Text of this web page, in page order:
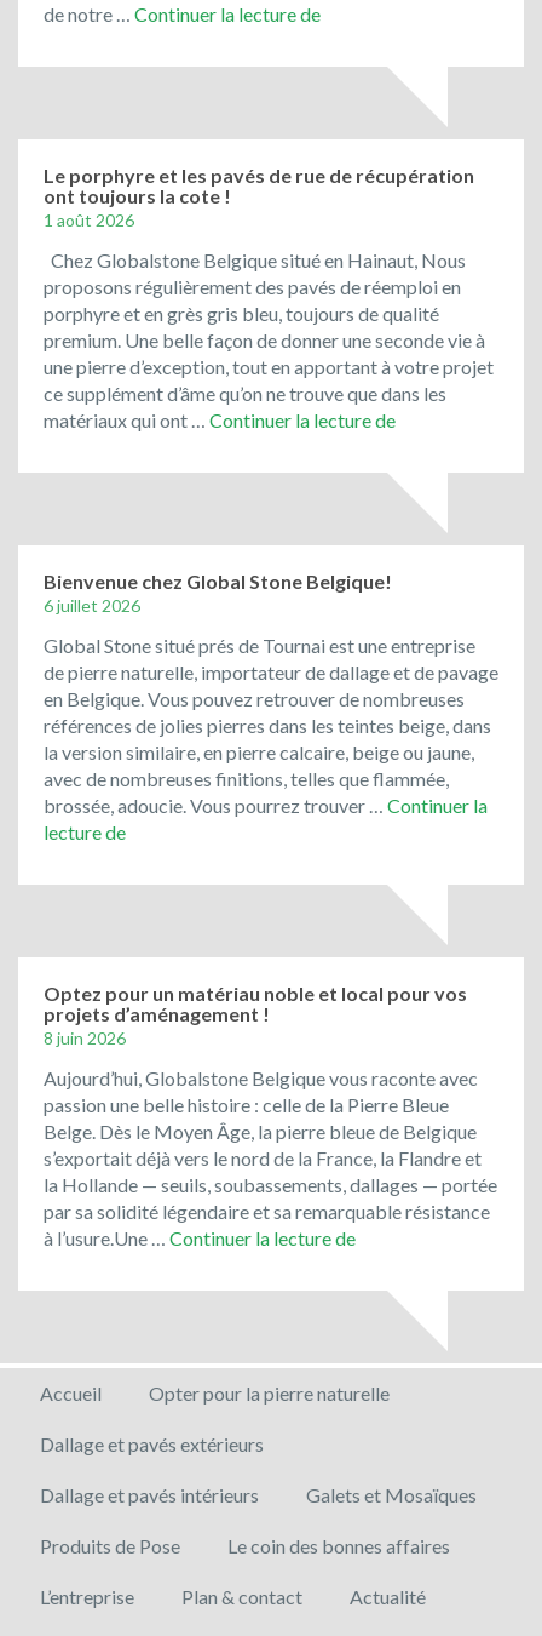
de notre … Continuer la lecture deToujours
promotion
bleu
du
Le porphyre et les pavés de rue de récupération
ont toujours la cote !
1 août 2026
Chez Globalstone Belgique situé en Hainaut, Nous
proposons régulièrement des pavés de réemploi en
porphyre et en grès gris bleu, toujours de qualité
premium. Une belle façon de donner une seconde vie à
une pierre d’exception, tout en apportant à votre projet
ce supplément d’âme qu’on ne trouve que dans les
matériaux qui ont … Continuer la lecture deLe
les
pavés
de
ont
toujours
la
cote
!
Bienvenue chez Global Stone Belgique!
6 juillet 2026
Global Stone situé prés de Tournai est une entreprise
de pierre naturelle, importateur de dallage et de pavage
en Belgique. Vous pouvez retrouver de nombreuses
références de jolies pierres dans les teintes beige, dans
la version similaire, en pierre calcaire, beige ou jaune,
avec de nombreuses finitions, telles que flammée,
brossée, adoucie. Vous pourrez trouver … Continuer la
lecture deBienvenue
Global
Optez pour un matériau noble et local pour vos
projets d’aménagement !
8 juin 2026
Aujourd’hui, Globalstone Belgique vous raconte avec
passion une belle histoire : celle de la Pierre Bleue
Belge. Dès le Moyen Âge, la pierre bleue de Belgique
s’exportait déjà vers le nord de la France, la Flandre et
la Hollande — seuils, soubassements, dallages — portée
par sa solidité légendaire et sa remarquable résistance
à l’usure.Une … Continuer la lecture deOptez
un
matériau
et
local
d’aménagement
Accueil Opter pour la pierre naturelle
Dallage et pavés extérieurs
Dallage et pavés intérieurs Galets et Mosaïques
Produits de Pose Le coin des bonnes affaires
L’entreprise Plan & contact Actualité